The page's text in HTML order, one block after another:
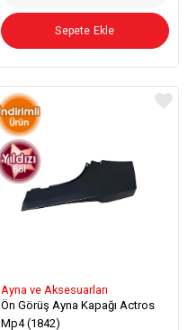
Sepete Ekle
Ayna ve Aksesuarları
Ön Görüş Ayna Kapağı Actros
Mp4 (1842)